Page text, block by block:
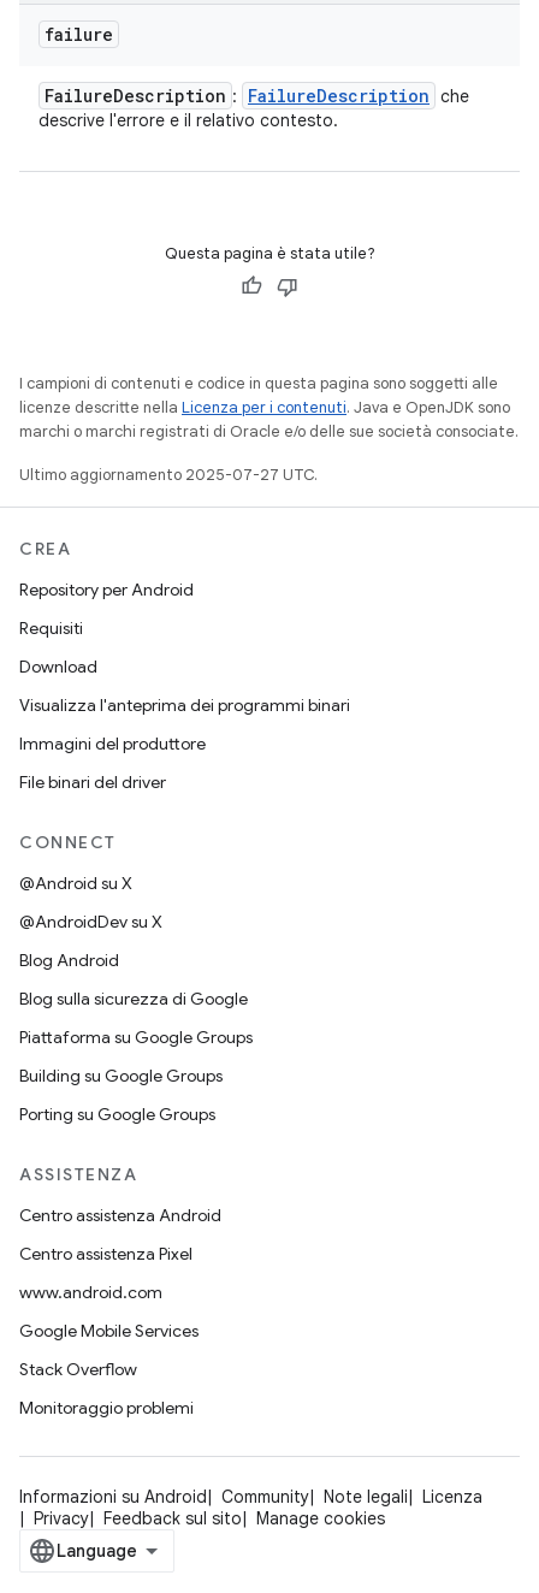
failure
FailureDescription : FailureDescription che
descrive l'errore e il relativo contesto.
Questa pagina è stata utile?
I campioni di contenuti e codice in questa pagina sono soggetti alle
licenze descritte nella Licenza per i contenuti. Java e OpenJDK sono
marchi o marchi registrati di Oracle e/o delle sue società consociate.
Ultimo aggiornamento 2025-07-27 UTC.
CREA
Repository per Android
Requisiti
Download
Visualizza l'anteprima dei programmi binari
Immagini del produttore
File binari del driver
CONNECT
@Android su X
@AndroidDev su X
Blog Android
Blog sulla sicurezza di Google
Piattaforma su Google Groups
Building su Google Groups
Porting su Google Groups
ASSISTENZA
Centro assistenza Android
Centro assistenza Pixel
www.android.com
Google Mobile Services
Stack Overflow
Monitoraggio problemi
Informazioni su Android Community Note legali
Licenza
Privacy
Feedback sul sito Manage cookies